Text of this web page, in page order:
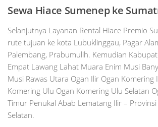
Sewa Hiace Sumenep ke S
Selanjutnya Layanan Rental Hiace Premio
rute tujuan ke kota Lubuklinggau, Pagar
Palembang, Prabumulih. Kemudian
Empat Lawang Lahat Muara Enim Musi
Musi Rawas Utara Ogan Ilir Ogan Komering
Komering Ulu Ogan Komering Ulu Selatan
Timur Penukal Abab Lematang Ilir –
Selatan.